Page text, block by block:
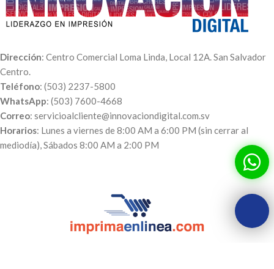
Dirección: Centro Comercial Loma Linda, Local 12A. San Salvador
Centro.
Teléfono: (503) 2237-5800
WhatsApp: (503) 7600-4668
Correo: servicioalcliente@innovaciondigital.com.sv
Horarios: Lunes a viernes de 8:00 AM a 6:00 PM (sin cerrar al
mediodía), Sábados 8:00 AM a 2:00 PM